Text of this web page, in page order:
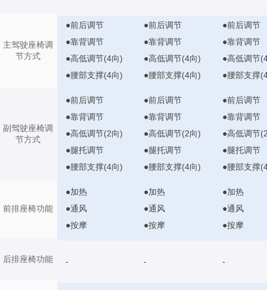
主驾驶座椅调
节方式
副驾驶座椅调
节方式
前排座椅功能
后排座椅功能
●前后调节
●靠背调节
●高低调节(4向)
●腰部支撑(4向)
●前后调节
●靠背调节
●高低调节(4向)
●腰部支撑(4向)
●前后调节
●靠背调节
●高低调节
●腰部支撑
●前后调节
●靠背调节
●高低调节(2向)
●腿托调节
●腰部支撑(4向)
●前后调节
●靠背调节
●高低调节(2向)
●腿托调节
●腰部支撑(4向)
●前后调节
●靠背调节
●高低调节
●腿托调节
●腰部支撑
●加热
●通风
●按摩
●加热
●通风
●按摩
●加热
●通风
●按摩
- - -